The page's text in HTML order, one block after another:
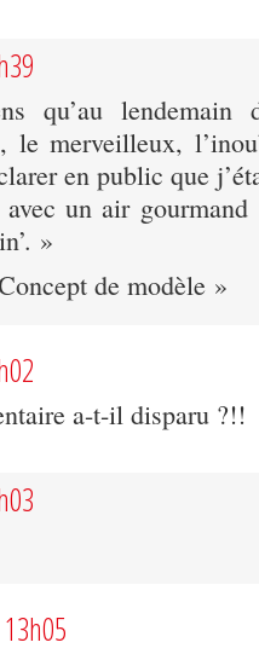
qu’au lendemain
le merveilleux,
en public que
avec un air
»
de modèle »
a-t-il disparu ?!!